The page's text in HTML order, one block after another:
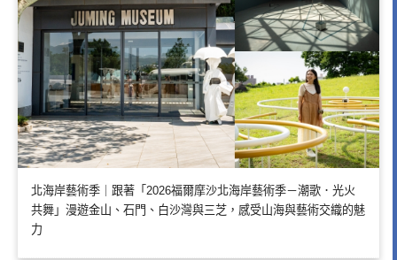
北海岸藝術季｜跟著「2026福爾摩沙北海岸藝術季－潮歌．光火
共舞」漫遊金山、石門、白沙灣與三芝，感受山海與藝術交織的魅
力